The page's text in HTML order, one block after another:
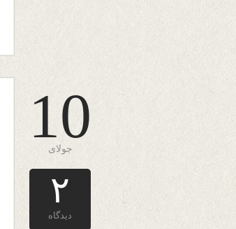
10
جولای
۲
دیدگاه